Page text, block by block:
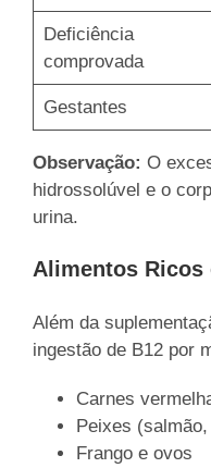
Deficiência
comprovada
Gestantes
Observação: O
hidrossolúvel e o
urina.
Alimentos Ricos
Além da
ingestão de B12 por
Carnes
Peixes
Frango e ovos